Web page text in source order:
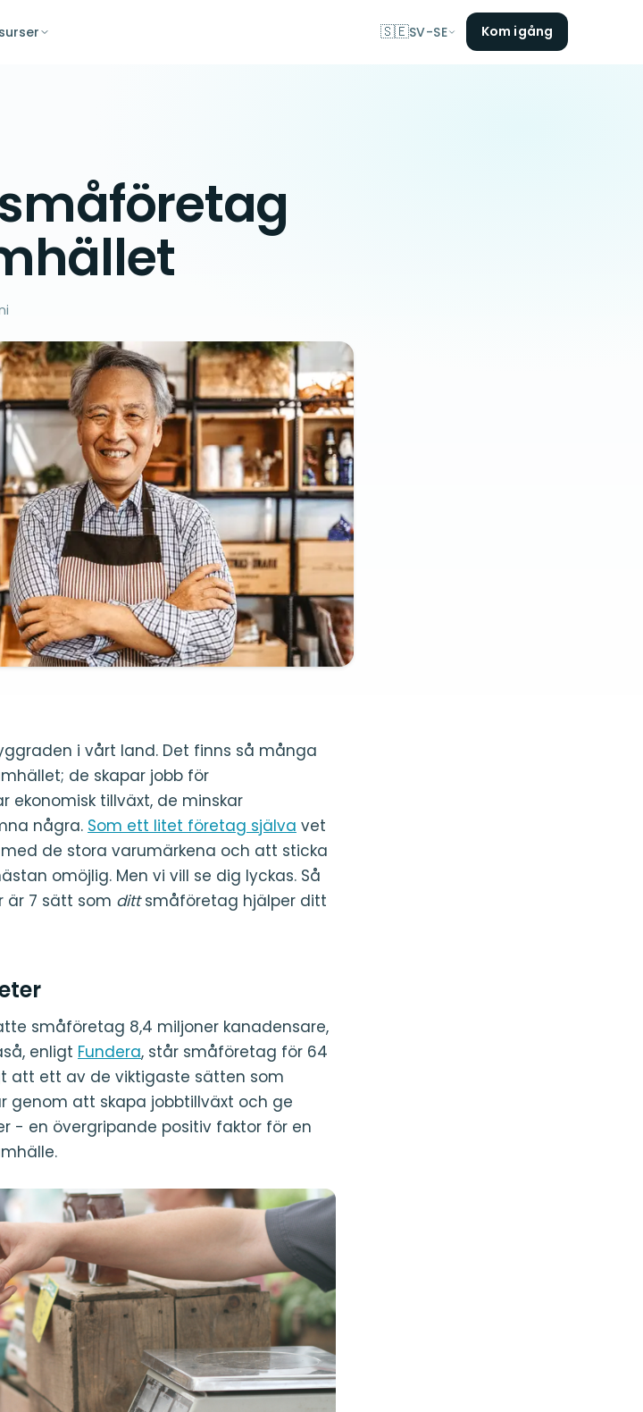
🇸🇪SV-SE Kom igång
i vårt land. Det finns så många
de skapar jobb för
ekonomisk tillväxt, de minskar
några. Som ett litet företag själva vet
de stora varumärkena och att sticka
omöjlig. Men vi vill se dig lyckas. Så
är 7 sätt som dittsmåföretag hjälper ditt
småföretag 8,4 miljoner kanadensare,
enligt Fundera, står småföretag för 64
att ett av de viktigaste sätten som
genom att skapa jobbtillväxt och ge
- en övergripande positiv faktor för en